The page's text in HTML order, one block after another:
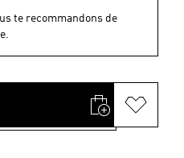
te recommandons de